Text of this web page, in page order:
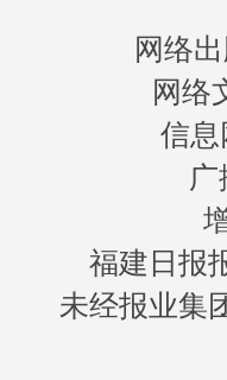
网络
网络
信息
福建日报
未经报业集